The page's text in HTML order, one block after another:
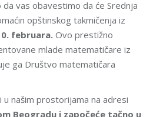
vas obavestimo da će Srednja
opštinskog takmičenja iz
februara. Ovo prestižno
mlade matematičare iz
ga Društvo matematičara
našim prostorijama na adresi
Beogradu i započeće tačno u